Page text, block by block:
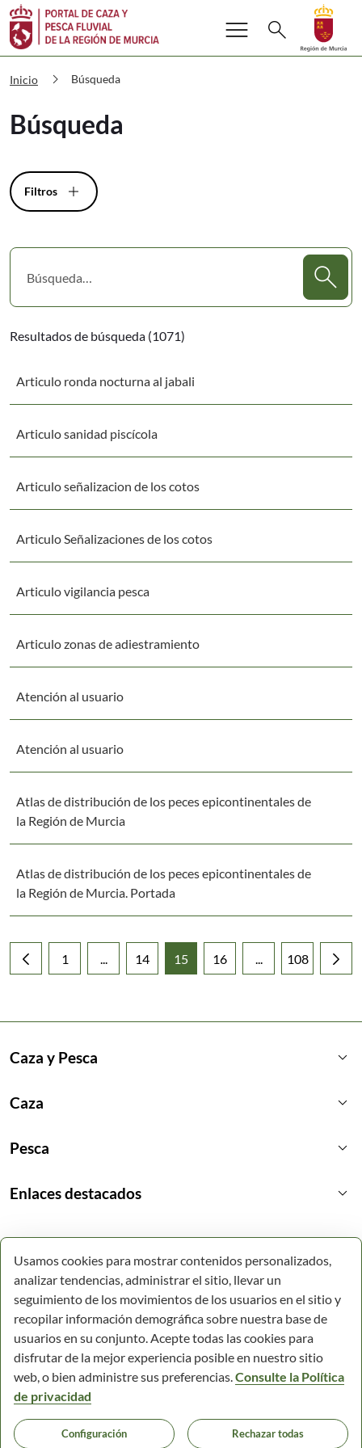
Cazaypesca Búsqueda
Volver a
Ir a
menu Buscar
search
Inicio chevron_right Búsqueda
Búsqueda
Filtros
Resultados de búsqueda (1071)
Articulo ronda nocturna al jabali
Articulo sanidad piscícola
Articulo señalizacion de los cotos
Articulo Señalizaciones de los cotos
Articulo vigilancia pesca
Articulo zonas de adiestramiento
Atención al usuario
Atención al usuario
Atlas de distribución de los peces epicontinentales de
la Región de Murcia
Atlas de distribución de los peces epicontinentales de
la Región de Murcia. Portada
Página
1
Páginas intermedias Use TAB para desplazarse.
Página
14
Página
15
Página
16
PáginasPágina
108
Caza y Pesca keyboard_arrow_down
Caza keyboard_arrow_down
Pesca keyboard_arrow_down
Enlaces destacados keyboard_arrow_down
© Todos los derechos reservados.
Comunidad Autónoma de la Región de Murcia.
Usamos cookies para mostrar contenidos personalizados,
analizar tendencias, administrar el sitio, llevar un
seguimiento de los movimientos de los usuarios en el sitio y
recopilar información demográfica sobre nuestra base de
usuarios en su conjunto. Acepte todas las cookies para
disfrutar de la mejor experiencia posible en nuestro sitio
web, o bien administre sus preferencias.Consulte la Política
de privacidad
Configuración Rechazar todas